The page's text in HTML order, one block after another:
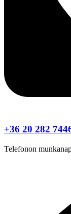
+36 20 282
Telefonon